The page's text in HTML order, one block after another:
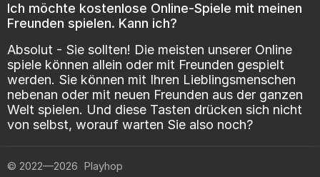
Ich möchte kostenlose Online-Spiele mit meinen
Freunden spielen. Kann ich?
Absolut - Sie sollten! Die meisten unserer Online
spiele können allein oder mit Freunden gespielt
werden. Sie können mit Ihren Lieblingsmenschen
nebenan oder mit neuen Freunden aus der ganzen
Welt spielen. Und diese Tasten drücken sich nicht
von selbst, worauf warten Sie also noch?
© 2022—2026 Playhop